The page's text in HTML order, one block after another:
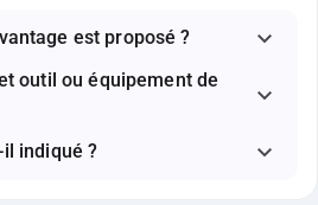
est proposé ?
outil ou équipement de
indiqué ?